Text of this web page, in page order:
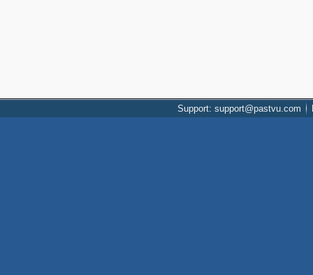
Support: support@pastvu.com